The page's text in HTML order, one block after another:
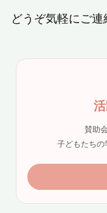
どうぞ気軽にご連